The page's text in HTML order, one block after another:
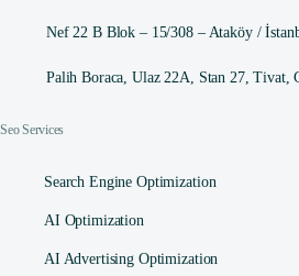
Nef 22 B Blok – 15/308 – Ataköy /
Palih Boraca, Ulaz 22A, Stan 27, Tivat,
Seo Services
Search Engine Optimization
AI Optimization
AI Advertising Optimization